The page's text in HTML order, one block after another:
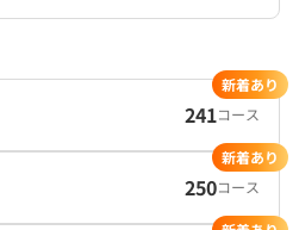
241コース
新着あり
250コース
新着あり